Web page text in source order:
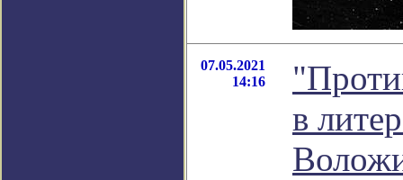
07.05.2021
14:16
в